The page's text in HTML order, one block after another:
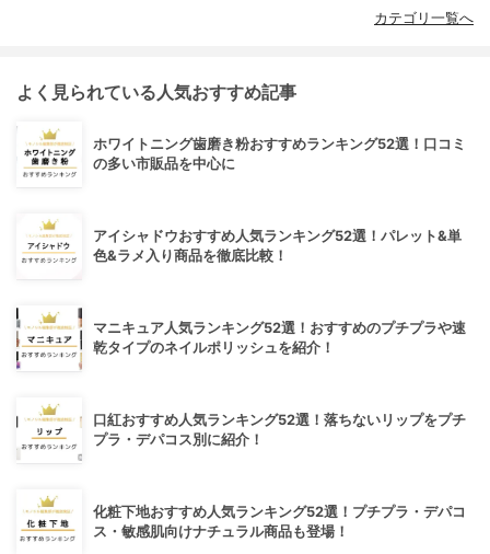
カテゴリ一覧へ
よく見られている人気おすすめ記事
ホワイトニング歯磨き粉おすすめランキング52選！口コミ
の多い市販品を中心に
アイシャドウおすすめ人気ランキング52選！パレット&単
色&ラメ入り商品を徹底比較！
マニキュア人気ランキング52選！おすすめのプチプラや速
乾タイプのネイルポリッシュを紹介！
口紅おすすめ人気ランキング52選！落ちないリップをプチ
プラ・デパコス別に紹介！
化粧下地おすすめ人気ランキング52選！プチプラ・デパコ
ス・敏感肌向けナチュラル商品も登場！